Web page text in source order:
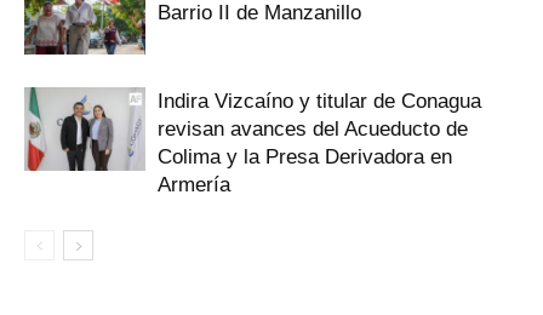
Barrio II de Manzanillo
Indira Vizcaíno y titular de Conagua
revisan avances del Acueducto de
Colima y la Presa Derivadora en
Armería